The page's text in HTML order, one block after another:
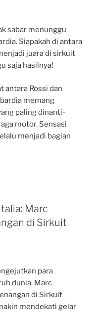
sabar menunggu
Siapakah di antara
juara di sirkuit
saja hasilnya!
antara Rossi dan
memang
paling dinanti-
motor. Sensasi
menjadi bagian
Marc
di Sirkuit
para
dunia. Marc
di Sirkuit
mendekati gelar